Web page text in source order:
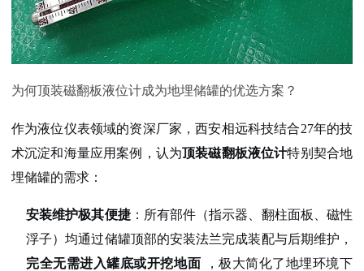
为何顶装磁翻板液位计成为地埋储罐的优选方案？
作为液位仪表领域的资深厂家，西安相远科技结合27年的技
术沉淀和海量应用案例，认为顶装磁翻板液位计特别契合地
埋储罐的需求：
安装维护极其便捷：所有部件（指示器、翻柱面板、磁性
浮子）均通过储罐顶部的安装法兰完成装配与后期维护，
完全无需进入罐底或开挖地面
，极大简化了地埋环境下